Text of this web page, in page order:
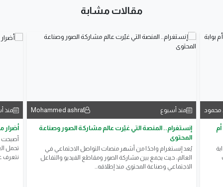
مقالات مشابة
محمود منذ أسبوع Mohammed ashraf
إنستغرام.. المنصة التي غيّرت عالم مشاركة الصور وصناعة
المحتوى
يُعد إنستغرام واحدًا من أشهر منصات التواصل الاجتماعي في
العالم، حيث يجمع بين مشاركة الصور ومقاطع الفيديو والتفاعل
الاجتماعي وصناعة المحتوى. منذ إطلاقه...
منذ
أضرار
أصبحت
تحمل
نتعرف